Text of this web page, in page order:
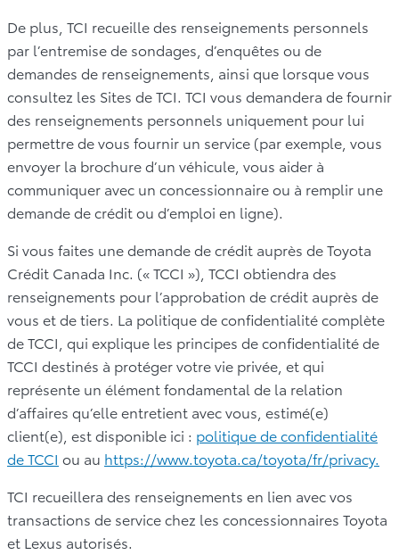
De plus, TCI recueille des renseignements personnels
par l’entremise de sondages, d’enquêtes ou de
demandes de renseignements, ainsi que lorsque vous
consultez les Sites de TCI. TCI vous demandera de fournir
des renseignements personnels uniquement pour lui
permettre de vous fournir un service (par exemple, vous
envoyer la brochure d’un véhicule, vous aider à
communiquer avec un concessionnaire ou à remplir une
demande de crédit ou d’emploi en ligne).
Si vous faites une demande de crédit auprès de Toyota
Crédit Canada Inc. (« TCCI »), TCCI obtiendra des
renseignements pour l’approbation de crédit auprès de
vous et de tiers. La politique de confidentialité complète
de TCCI, qui explique les principes de confidentialité de
TCCI destinés à protéger votre vie privée, et qui
représente un élément fondamental de la relation
d’affaires qu’elle entretient avec vous, estimé(e)
client(e), est disponible ici : politique de confidentialité
de TCCI ou au https://www.toyota.ca/toyota/fr/privacy.
TCI recueillera des renseignements en lien avec vos
transactions de service chez les concessionnaires Toyota
et Lexus autorisés.